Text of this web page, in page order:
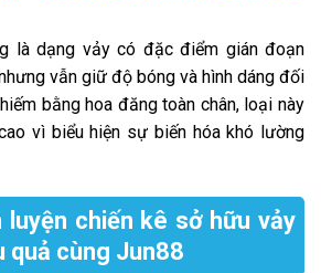
là dạng vảy có đặc điểm gián đoạn
vẫn giữ độ bóng và hình dáng đối
bằng hoa đăng toàn chân, loại này
vì biểu hiện sự biến hóa khó lường
luyện chiến kê sở hữu vảy
quả cùng Jun88